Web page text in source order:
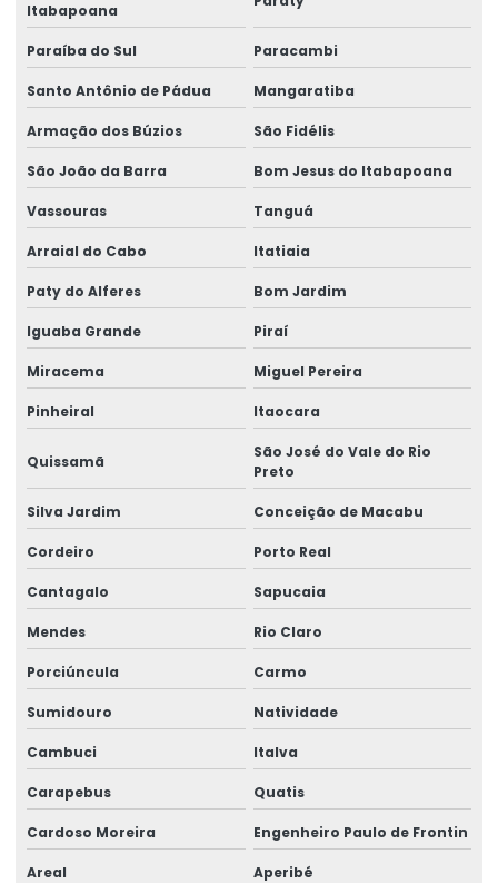
Etiquetas Adesivas Para Produtos Alimentícios
Etiquetas Adesivas Para Roupas E Têxteis
Etiquetas De Bopp Transparente
Etiquetas De Papel Couchê Fosco E Brilho
Etiquetas De Preço Para Loja
Etiquetas De Qualidade Com Impressão Personalizada
Etiquetas Eletrônicas E Impressas
Etiquetas Em Papel Para Diversos Usos
Etiquetas Para Brindes E Promoções
Etiquetas Para Classificação De Produtos
Etiquetas Para Comércio
Etiquetas Para Embalagens De Produtos
Etiquetas Para Embalagens E Produtos
Etiquetas Para Marcação De Preços
Etiquetas Para Produtos Alimentícios
Etiquetas Para Produtos Artesanais E Industriais
Etiquetas Para Produtos Farmacêuticos E Cosméticos
Etiquetas Para Roupas Com Código De Barras
Itabapoana
Paraíba do Sul Paracambi
Santo Antônio de Pádua Mangaratiba
Armação dos Búzios São Fidélis
São João da Barra Bom Jesus do Itabapoana
Vassouras Tanguá
Arraial do Cabo Itatiaia
Paty do Alferes Bom Jardim
Iguaba Grande Piraí
Miracema Miguel Pereira
Pinheiral Itaocara
Quissamã
São José do Vale do Rio
Preto
Silva Jardim Conceição de Macabu
Cordeiro Porto Real
Cantagalo Sapucaia
Mendes Rio Claro
Porciúncula Carmo
Sumidouro Natividade
Cambuci Italva
Carapebus Quatis
Cardoso Moreira Engenheiro Paulo de Frontin
Areal Aperibé